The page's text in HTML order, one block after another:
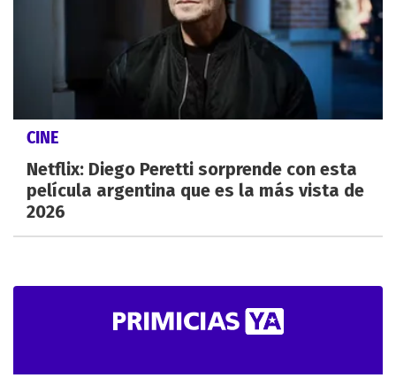
CINE
Netflix: Diego Peretti sorprende con esta
película argentina que es la más vista de
2026